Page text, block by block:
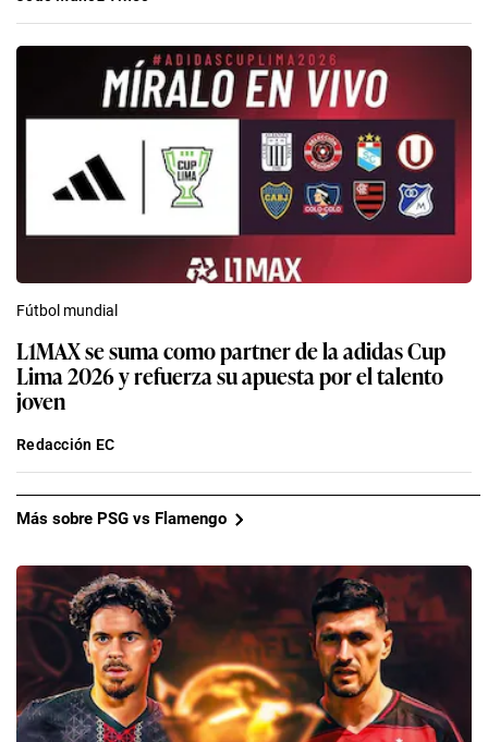
Fútbol mundial
L1MAX se suma como partner de la adidas Cup
Lima 2026 y refuerza su apuesta por el talento
joven
Redacción EC
Más sobre PSG vs Flamengo